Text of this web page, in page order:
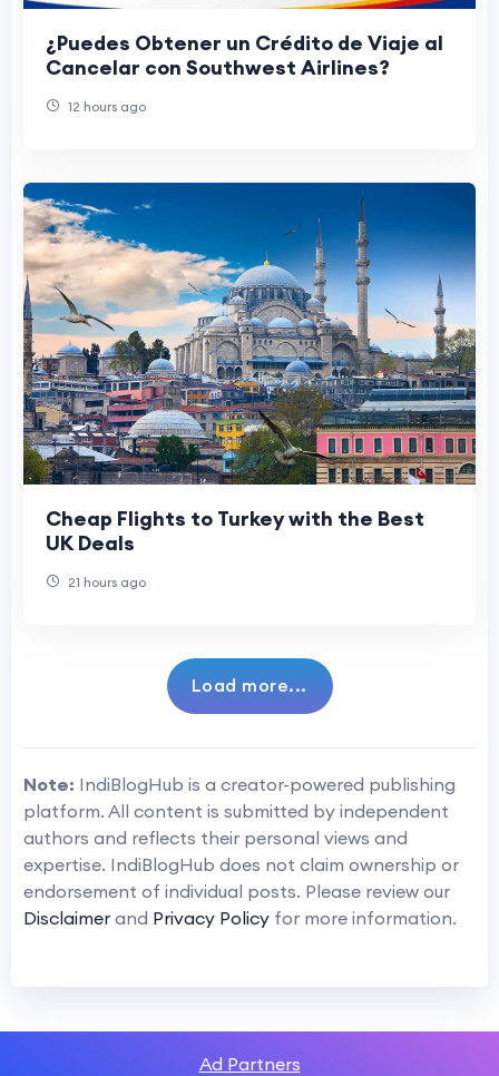
¿Puedes Obtener un Crédito de Viaje al
Cancelar con Southwest Airlines?
12 hours ago
Cheap Flights to Turkey with the Best
UK Deals
21 hours ago
Load more...
Note: IndiBlogHub is a creator-powered publishing
platform. All content is submitted by independent
authors and reflects their personal views and
expertise. IndiBlogHub does not claim ownership or
endorsement of individual posts. Please review our
Disclaimer and Privacy Policy for more information.
Ad Partners